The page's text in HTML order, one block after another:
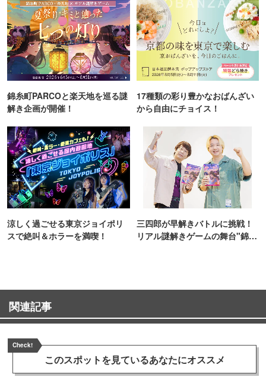
錦糸町PARCOと楽天地を巡る謎
解き企画が開催！
17種類の彩り豊かなおばんざい
から自由にチョイス！
涼しく過ごせる東京ジョイポリ
スで絶叫＆ホラーを満喫！
三四郎が早解きバトルに挑戦！
リアル謎解きゲームの舞台"錦糸
関連記事
Check!
このスポットを見ているあなたにオススメ